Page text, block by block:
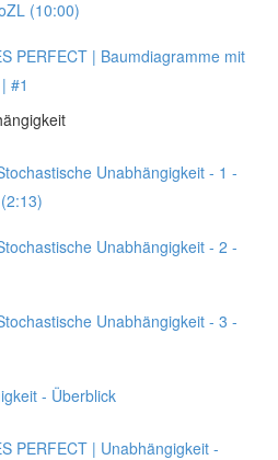
(10:00)
PERFECT | Baumdiagramme mit
#1
Unabhängigkeit - 1 -
Unabhängigkeit - 2 -
Unabhängigkeit - 3 -
- Überblick
PERFECT | Unabhängigkeit -